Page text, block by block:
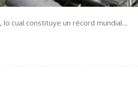
cual constituye un récord mundial....